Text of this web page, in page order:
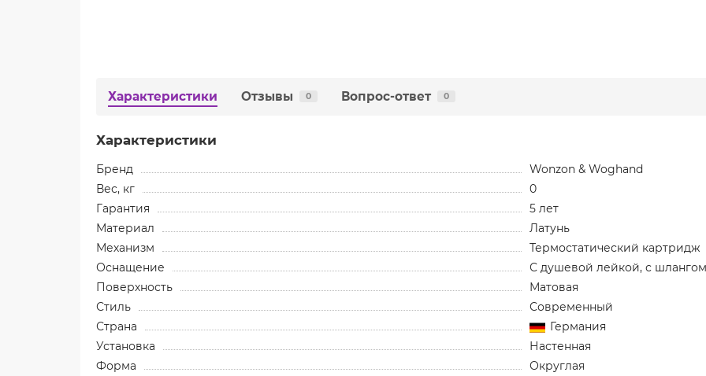
Характеристики Отзывы 0 Вопрос-ответ 0
Характеристики
Бренд
Wonzon & Woghand
Вес, кг
0
Гарантия
5 лет
Материал
Латунь
Механизм
Термостатический картридж
Оснащение
С душевой лейкой, с
Поверхность
Матовая
Стиль
Современный
Страна
Германия
Установка
Настенная
Форма
Округлая